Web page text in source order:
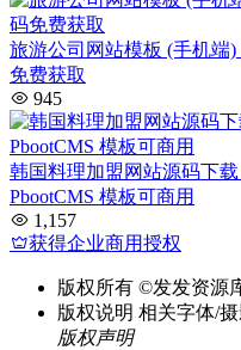
旅游公司网站模板 (手机端
免费获取
945
韩国料理加盟网站源码下
PbootCMS 模板可商用
1,157
获得企业商用授权
版权所有 ©发发资源
版权说明 相关字体/
版权声明